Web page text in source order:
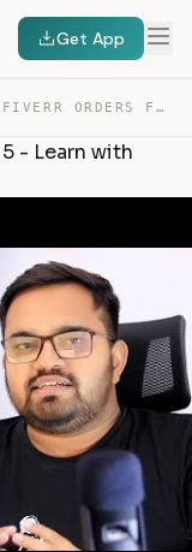
Get App
FIVERR ORDERS FROM PINTEREST | CLASS 5 – LEARN WITH HAS… — TRANSCRIPT
- Learn with